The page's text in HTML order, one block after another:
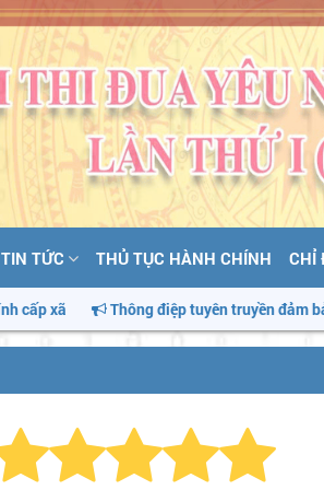
TIN TỨC THỦ TỤC HÀNH CHÍNH CHỈ
Thông điệp tuyên truyền đảm bảo An toàn